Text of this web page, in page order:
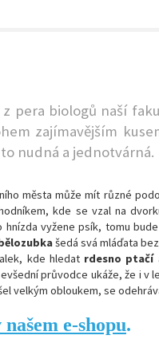
pera biologů naší
zajímavějším
nudná a jednotvárná.
města může mít různé
kde se vzal na
hnízda vyžene psík, tomu
šedá svá mláďata
kde hledat rdesno ptačí
průvodce ukáže, že i v
velkým obloukem, se
e-shopu.